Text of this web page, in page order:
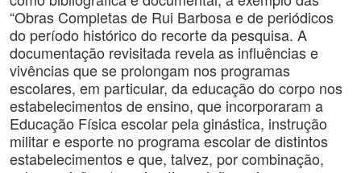
“Obras Completas de Rui Barbosa e de periódicos
do período histórico do recorte da pesquisa. A
documentação revisitada revela as influências e
vivências que se prolongam nos programas
escolares, em particular, da educação do corpo nos
estabelecimentos de ensino, que incorporaram a
Educação Física escolar pela ginástica, instrução
militar e esporte no programa escolar de distintos
estabelecimentos e que, talvez, por combinação,